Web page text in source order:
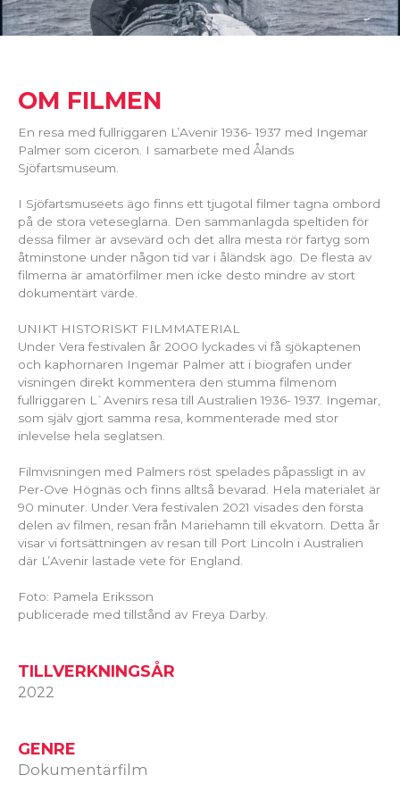
OM FILMEN
En resa med fullriggaren L’Avenir 1936- 1937 med Ingemar
Palmer som ciceron. I samarbete med Ålands
Sjöfartsmuseum.
I Sjöfartsmuseets ägo finns ett tjugotal filmer tagna ombord
på de stora veteseglarna. Den sammanlagda speltiden för
dessa filmer är avsevärd och det allra mesta rör fartyg som
åtminstone under någon tid var i åländsk ägo. De flesta av
filmerna är amatörfilmer men icke desto mindre av stort
dokumentärt värde.
UNIKT HISTORISKT FILMMATERIAL
Under Vera festivalen år 2000 lyckades vi få sjökaptenen
och kaphornaren Ingemar Palmer att i biografen under
visningen direkt kommentera den stumma filmenom
fullriggaren L`Avenirs resa till Australien 1936- 1937. Ingemar,
som själv gjort samma resa, kommenterade med stor
inlevelse hela seglatsen.
Filmvisningen med Palmers röst spelades påpassligt in av
Per-Ove Högnäs och finns alltså bevarad. Hela materialet är
90 minuter. Under Vera festivalen 2021 visades den första
delen av filmen, resan från Mariehamn till ekvatorn. Detta år
visar vi fortsättningen av resan till Port Lincoln i Australien
där L’Avenir lastade vete för England.
Foto: Pamela Eriksson
publicerade med tillstånd av Freya Darby.
TILLVERKNINGSÅR
2022
GENRE
Dokumentärfilm